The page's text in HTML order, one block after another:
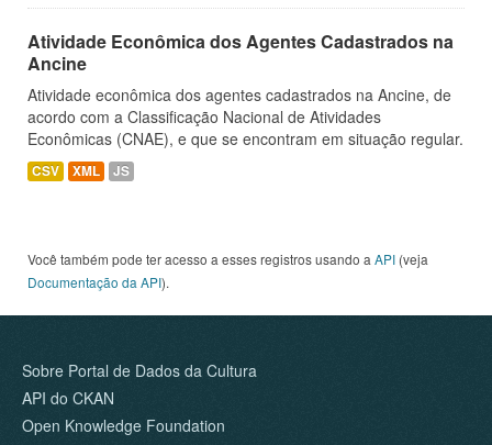
Atividade Econômica dos Agentes Cadastrados na
Ancine
Atividade econômica dos agentes cadastrados na Ancine, de
acordo com a Classificação Nacional de Atividades
Econômicas (CNAE), e que se encontram em situação regular.
CSV XML JS
Você também pode ter acesso a esses registros usando a API (veja
Documentação da API).
Sobre Portal de Dados da Cultura
API do CKAN
Open Knowledge Foundation